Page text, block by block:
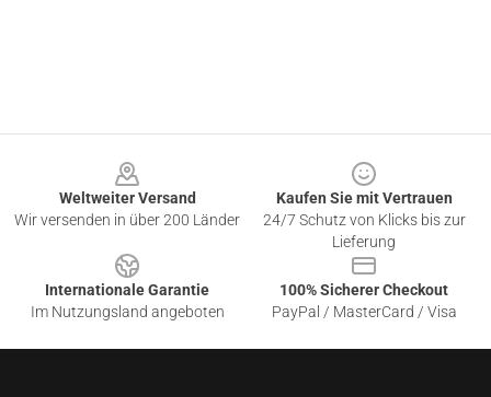
Weltweiter Versand
Wir versenden in über 200 Länder
Kaufen Sie mit Vertrauen
24/7 Schutz von Klicks bis zur
Lieferung
Internationale Garantie
Im Nutzungsland angeboten
100% Sicherer Checkout
PayPal / MasterCard / Visa